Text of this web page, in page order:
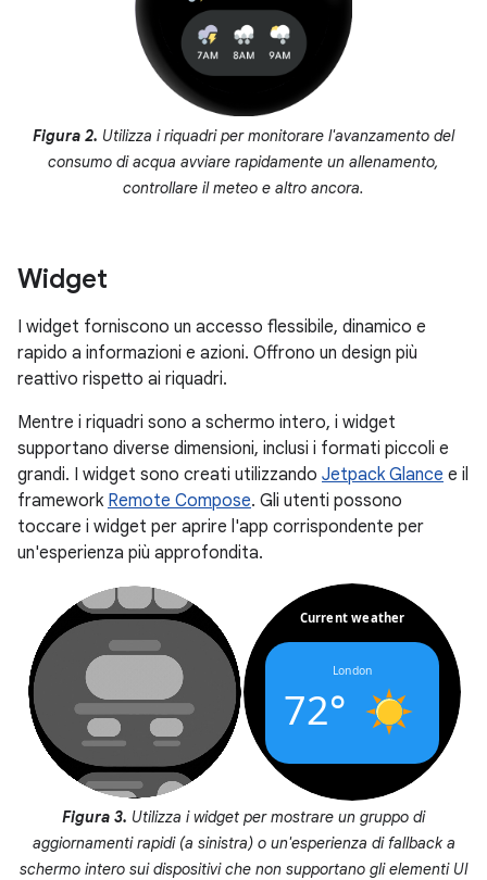
Figura 2. Utilizza i riquadri per monitorare l'avanzamento del
consumo di acqua avviare rapidamente un allenamento,
controllare il meteo e altro ancora.
Widget
I widget forniscono un accesso flessibile, dinamico e
rapido a informazioni e azioni. Offrono un design più
reattivo rispetto ai riquadri.
Mentre i riquadri sono a schermo intero, i widget
supportano diverse dimensioni, inclusi i formati piccoli e
grandi. I widget sono creati utilizzando Jetpack Glance e il
framework Remote Compose. Gli utenti possono
toccare i widget per aprire l'app corrispondente per
un'esperienza più approfondita.
Figura 3. Utilizza i widget per mostrare un gruppo di
aggiornamenti rapidi (a sinistra) o un'esperienza di fallback a
schermo intero sui dispositivi che non supportano gli elementi UI